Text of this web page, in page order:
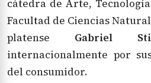
cátedra de Arte,
Facultad de Ciencias
platense Gabriel
internacionalmente por
del consumidor.